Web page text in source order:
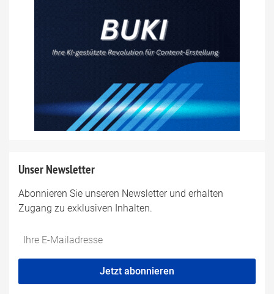
Unser Newsletter
Abonnieren Sie unseren Newsletter und erhalten
Zugang zu exklusiven Inhalten.
Do
fill
*Ihre
Mailadresse:
Jetzt abonnieren